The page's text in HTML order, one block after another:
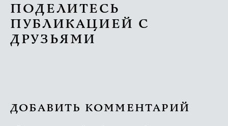
ПОДЕЛИТЕСЬ
ПУБЛИКАЦИЕЙ С
ДРУЗЬЯМИ
ДОБАВИТЬ КОММЕНТАРИЙ